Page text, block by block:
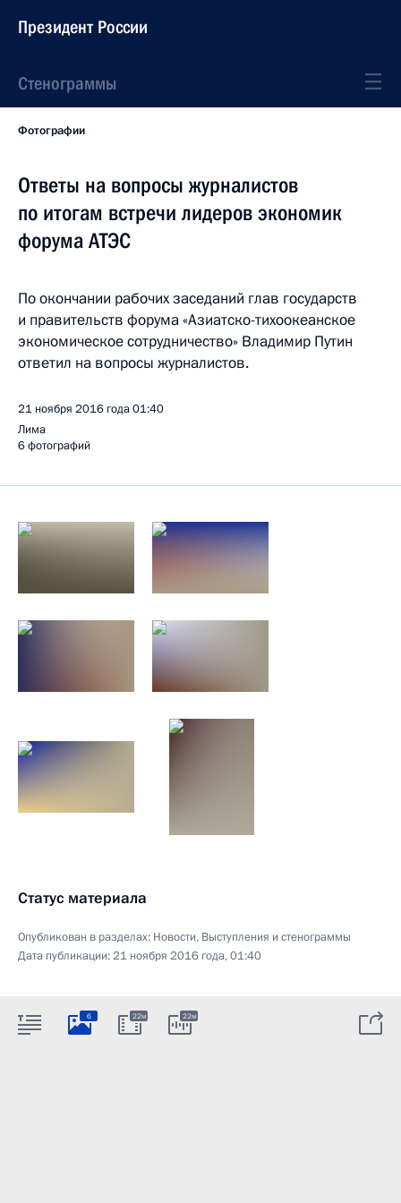
Президент России
Стенограммы
Фотографии
Ответы на вопросы журналистов
по итогам встречи лидеров экономик
форума АТЭС
По окончании рабочих заседаний глав государств
и правительств форума «Азиатско-тихоокеанское
экономическое сотрудничество» Владимир Путин
ответил на вопросы журналистов.
21 ноября 2016 года01:40
Лима
6 фотографий
Статус материала
Опубликован в разделах: Новости, Выступления и стенограммы
Дата публикации:21 ноября 2016 года, 01:40
6 22м 22м